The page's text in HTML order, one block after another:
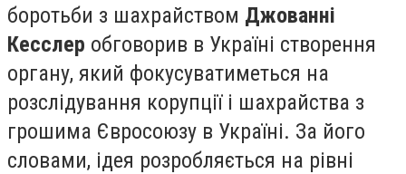
боротьби з шахрайством Джованні
Кесслер обговорив в Україні створення
органу, який фокусуватиметься на
розслідування корупції і шахрайства з
грошима Євросоюзу в Україні. За його
словами, ідея розробляється на рівні